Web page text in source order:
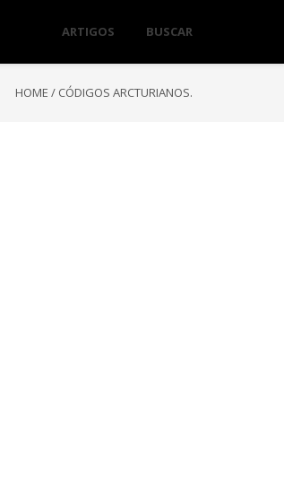
ARTIGOS BUSCAR
HOME / CÓDIGOS ARCTURIANOS.